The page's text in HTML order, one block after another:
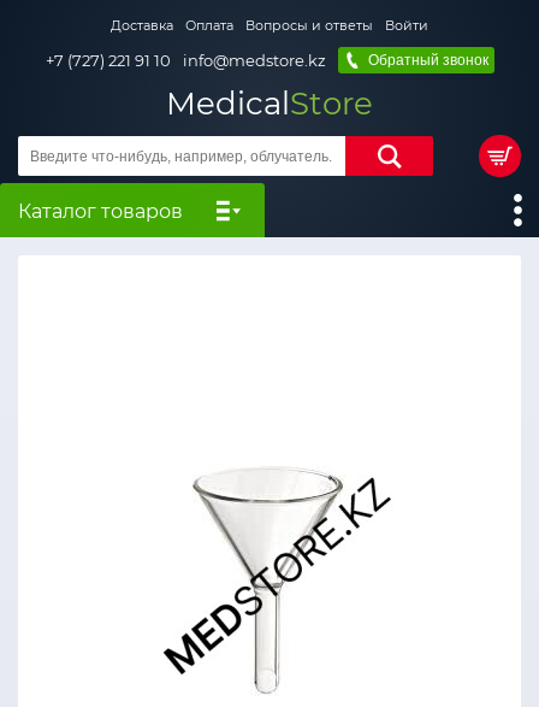
Доставка Оплата Вопросы и ответы Войти
+7 (727) 221 91 10 info@medstore.kz Обратный звонок
MedicalStore
Каталог товаров